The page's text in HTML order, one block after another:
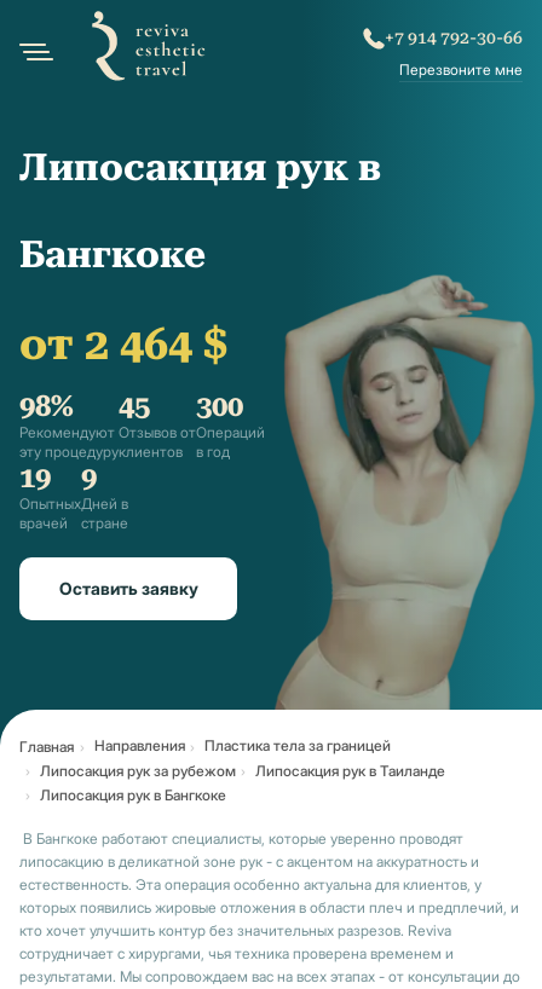
+7 914 792-30-66
Перезвоните мне
Липосакция рук в
Бангкоке
от 2 464 $
98%
Рекомендуют
эту процедуру
45
Отзывов от
клиентов
300
Операций
в год
19
Опытных
врачей
9
Дней в
стране
Оставить заявку
Главная Направления
Пластика тела за границей
Липосакция рук за рубежом
Липосакция рук в Таиланде
Липосакция рук в Бангкоке
В Бангкоке работают специалисты, которые уверенно проводят
липосакцию в деликатной зоне рук - с акцентом на аккуратность и
естественность. Эта операция особенно актуальна для клиентов, у
которых появились жировые отложения в области плеч и предплечий, и
кто хочет улучшить контур без значительных разрезов. Reviva
сотрудничает с хирургами, чья техника проверена временем и
результатами. Мы сопровождаем вас на всех этапах - от консультации до